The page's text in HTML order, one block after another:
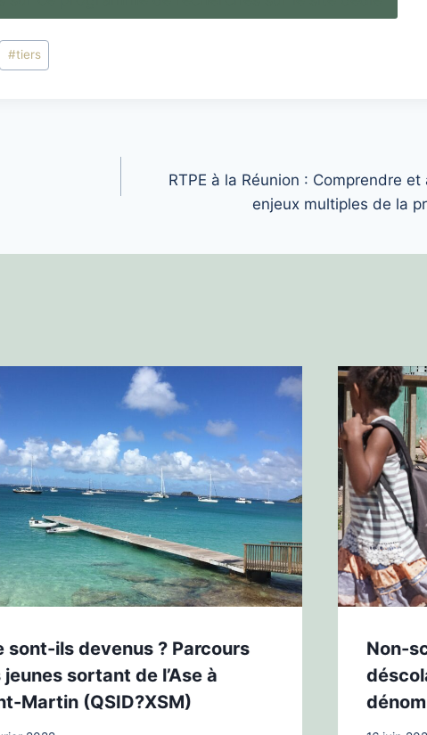
#tiers
RTPE à la Réunion : Comprendre
enjeux multiples de la
sont-ils devenus ? Parcours
jeunes sortant de l’Ase à
Martin (QSID?XSM)
Non-